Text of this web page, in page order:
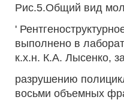
Рис.5.Общий вид
'
выполнено в
к.х.н. К.А. Лысенко,
разрушению
восьми объемных